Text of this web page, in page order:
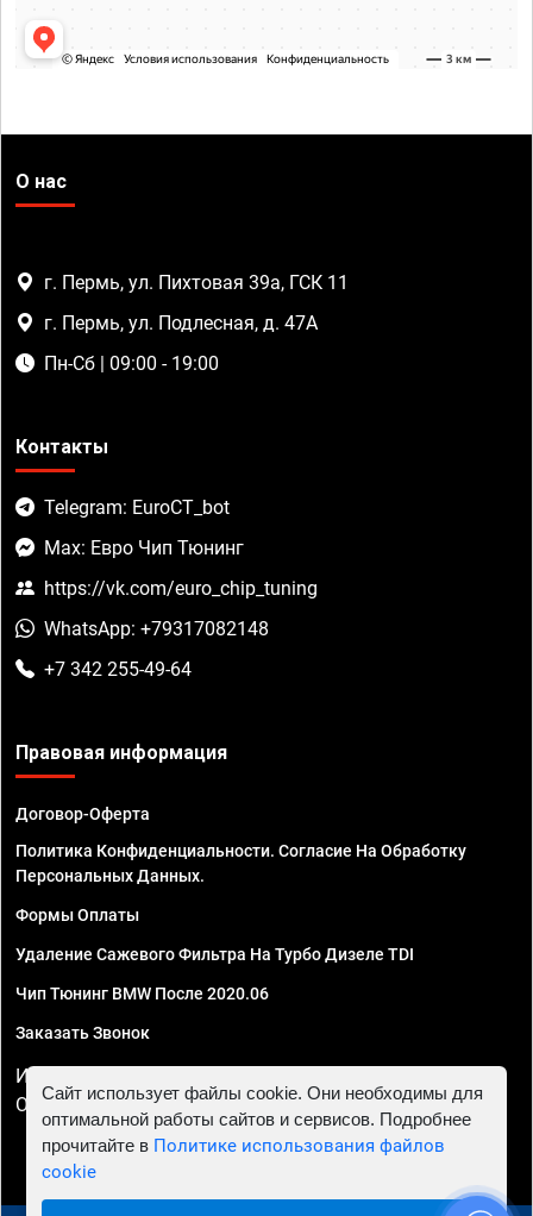
О нас
г. Пермь, ул. Пихтовая 39а, ГСК 11
г. Пермь, ул. Подлесная, д. 47А
Пн-Сб | 09:00 - 19:00
Контакты
Telegram: EuroCT_bot
Max: Евро Чип Тюнинг
https://vk.com/euro_chip_tuning
WhatsApp: +79317082148
+7 342 255-49-64
Правовая информация
Договор-Оферта
Политика Конфиденциальности. Согласие На Обработку
Персональных Данных.
Формы Оплаты
Удаление Сажевого Фильтра На Турбо Дизеле TDI
Чип Тюнинг BMW После 2020.06
Заказать Звонок
ИП Смирнов Георгий Павлович. ИНН 781302555843,
ОГРНИП 324470400032610
Сайт использует файлы cookie. Они необходимы для
оптимальной работы сайтов и сервисов. Подробнее
прочитайте в Политике использования файлов
cookie